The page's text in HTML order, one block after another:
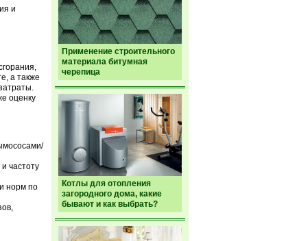
Применение строительного
материала битумная
черепица
Котлы для отопления
загородного дома, какие
бывают и как выбрать?
и
а также
оценку
частоту
норм по